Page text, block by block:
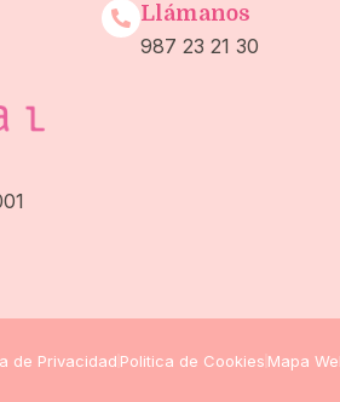
Llámanos
987 23 21 30
de Privacidad Politica de Cookies Mapa